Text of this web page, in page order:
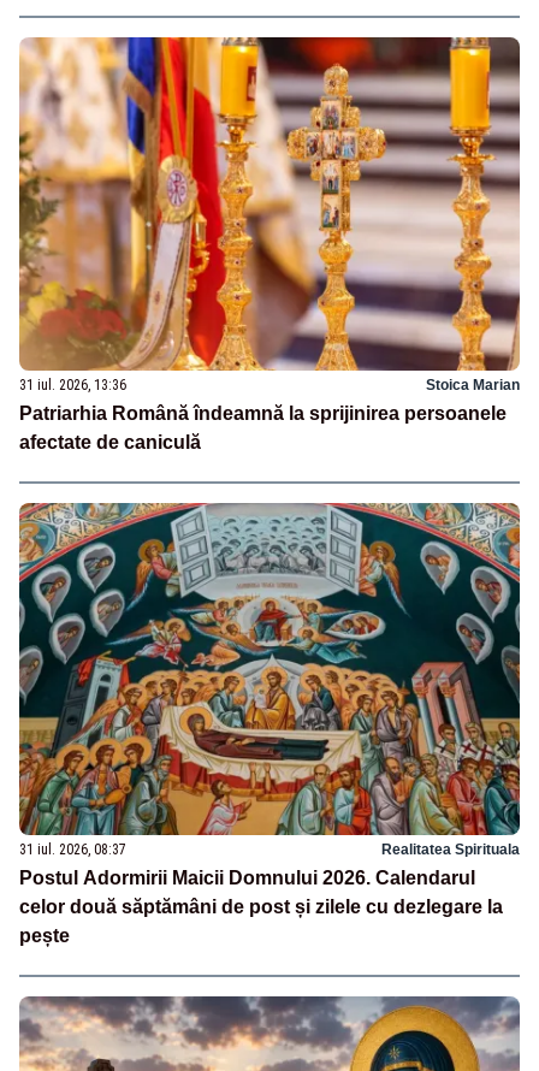
31 iul. 2026, 13:36 Stoica Marian
Patriarhia Română îndeamnă la sprijinirea persoanele
afectate de caniculă
31 iul. 2026, 08:37 Realitatea Spirituala
Postul Adormirii Maicii Domnului 2026. Calendarul
celor două săptămâni de post și zilele cu dezlegare la
pește